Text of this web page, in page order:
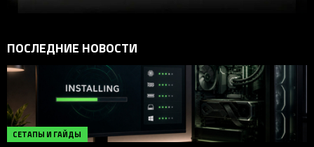
ПОСЛЕДНИЕ НОВОСТИ
СЕТАПЫ И ГАЙДЫ